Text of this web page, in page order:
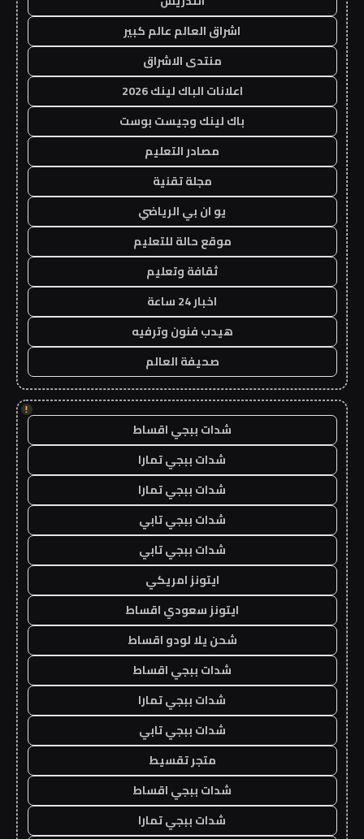
اشراق العالم عالم كبير
منتدى الاشراق
اعلانات الباك لينك 2026
باك لينك وجيست بوست
مصادر التعليم
مجلة تقنية
يو ان بي الرياضي
موقع حالة للتعليم
ثقافة وتعليم
اخبار 24 ساعة
هيدب فنون وترفيه
صحيفة العالم
!
شدات ببجي اقساط
شدات ببجي تمارا
شدات ببجي تمارا
شدات ببجي تابي
شدات ببجي تابي
ايتونز امريكي
ايتونز سعودي اقساط
شحن يلا لودو اقساط
شدات ببجي اقساط
شدات ببجي تمارا
شدات ببجي تابي
متجر تقسيط
شدات ببجي اقساط
شدات ببجي تمارا